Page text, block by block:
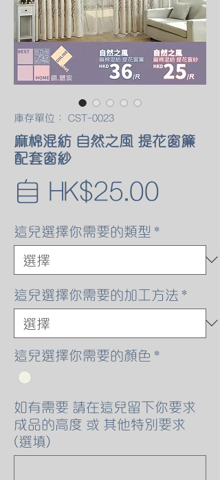
庫存單位： CST-0023
麻棉混紡 自然之風 提花窗簾
配套窗紗
自 HK$25.00
銷
價
格
這兒選擇你需要的類型 *
這兒選擇你需要的加工方法 *
這兒選擇你需要的顏色 *
如有需要 請在這兒留下你要求
成品的高度 或 其他特別要求
(選填)